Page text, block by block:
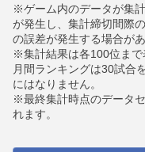
※ゲーム内のデータが集
が発生し、集計締切間際
の誤差が発生する場合があ
※集計結果は各100位まで
月間ランキングは30試合
にはなりません。
※最終集計時点のデータ
れます。